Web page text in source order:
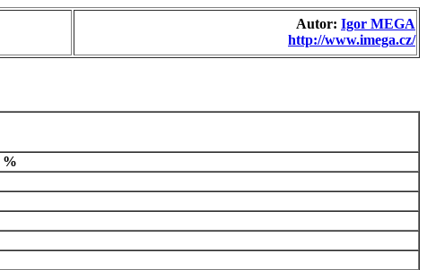
Autor: Igor MEGA
http://www.imega.cz/
%